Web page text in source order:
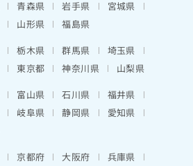
青森県 岩手県
宮城県
山形県
福島県
栃木県 群馬県
埼玉県
東京都 神奈川県
山梨県
富山県 石川県
福井県
岐阜県 静岡県
愛知県
京都府 大阪府
兵庫県